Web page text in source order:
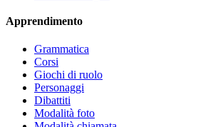
Apprendimento
Grammatica
Corsi
Giochi di ruolo
Personaggi
Dibattiti
Modalità foto